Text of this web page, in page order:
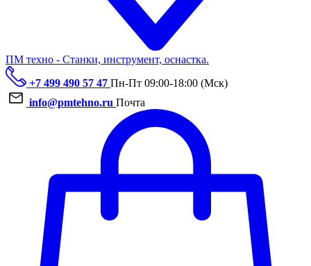
ПМ техно - Станки, инструмент, оснастка.
+7 499 490 57 47 Пн-Пт 09:00-18:00 (Мск)
info@pmtehno.ru Почта